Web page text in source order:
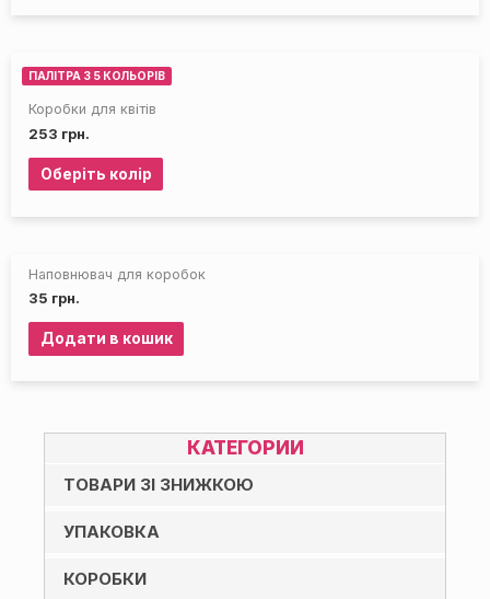
КАТЕГОРИИ
ТОВАРИ ЗІ ЗНИЖКОЮ
УПАКОВКА
КОРОБКИ
ПАЛІТРА З 5 КОЛЬОРІВ
Коробки для квітів
253 грн.
Оберіть колір
Наповнювач для коробок
35 грн.
Додати в кошик